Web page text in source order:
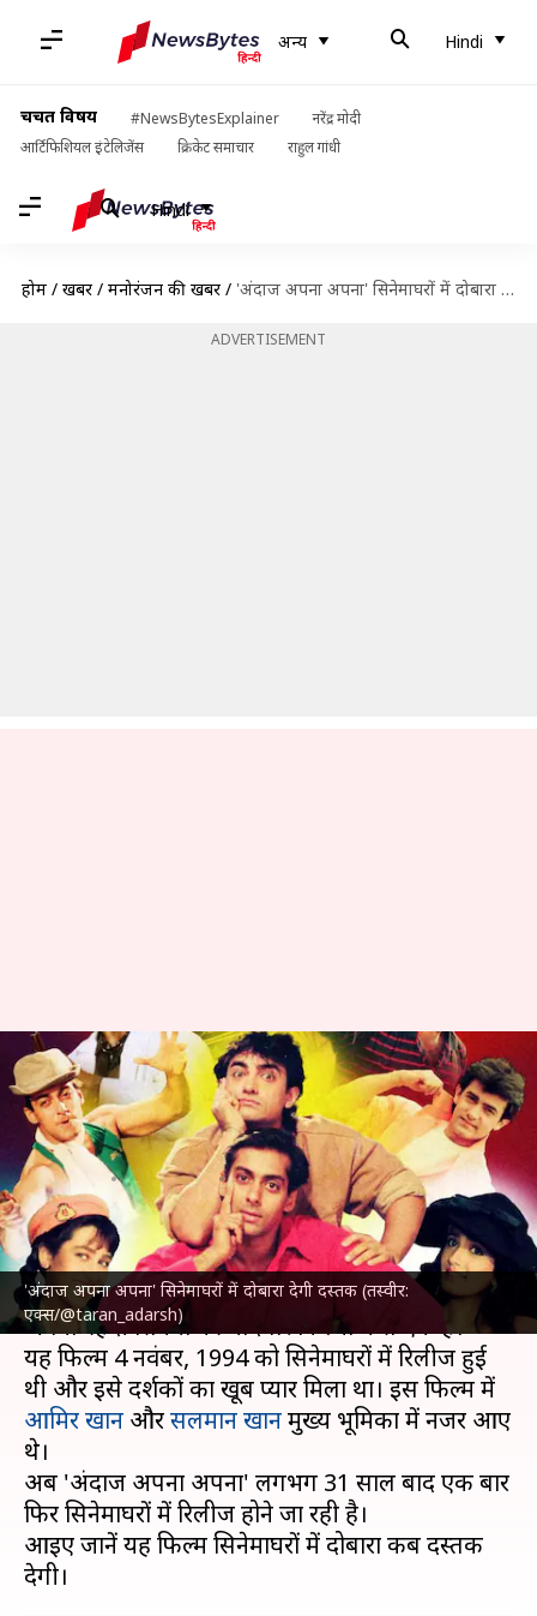
अन्य Hindi
चर्चित विषय #NewsBytesExplainer
नरेंद्र मोदी
आर्टिफिशियल इंटेलिजेंस
क्रिकेट समाचार राहुल गांधी
Hindi
होम / खबरें / मनोरंजन की खबरें / 'अंदाज अपना अपना' सिनेमाघरों में दोबारा कब होगी रिलीज? 'ग्राउंड जीरो' से होगा सामना
ADVERTISEMENT
'अंदाज अपना अपना' सिनेमाघरों में दोबारा देगी दस्तक (तस्वीर:
एक्स/@taran_adarsh)
'अंदाज अपना अपना' सिनेमाघरों में
दोबारा कब होगी रिलीज? 'ग्राउंड
जीरो' से होगा सामना
लेखन दीक्षा शर्मा Mar 31, 2025 10:40 am
क्या है खबर?
राजकुमार संतोषी के निर्देशन में बनी फिल्म 'अंदाज अपना
अपना' हिंदी सिनेमा की यादगार फिल्मों में से एक है।
यह फिल्म 4 नवंबर, 1994 को सिनेमाघरों में रिलीज हुई
थी और इसे दर्शकों का खूब प्यार मिला था। इस फिल्म में
आमिर खान औरसलमान खानमुख्य भूमिका में नजर आए
थे।
अब 'अंदाज अपना अपना' लगभग 31 साल बाद एक बार
फिर सिनेमाघरों में रिलीज होने जा रही है।
आइए जानें यह फिल्म सिनेमाघरों में दोबारा कब दस्तक